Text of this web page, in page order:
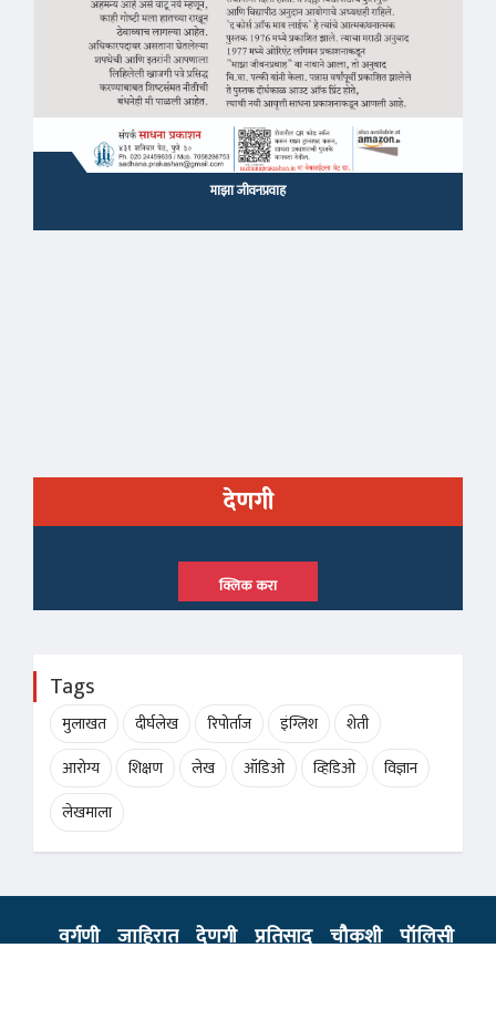
माझा जीवनप्रवाह
देणगी
क्लिक करा
Tags
मुलाखत दीर्घलेख रिपोर्ताज इंग्लिश
शेती
आरोग्य
शिक्षण लेख ऑडिओ व्हिडिओ
विज्ञान
लेखमाला
वर्गणी जाहिरात देणगी प्रतिसाद चौकशी पॉलिसी